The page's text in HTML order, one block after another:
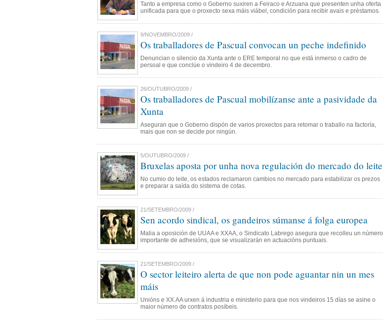
Tanto a empresa como o Goberno suxiren a Feiraco e Arzuana que presenten unha oferta
unificada para que o proxecto sexa máis viábel, condición para recibir avais e préstamos.
9/NOVEMBRO/2009 /
Os traballadores de Pascual convocan un peche indefinido
Denuncian o silencio da Xunta ante o ERE temporal no que está inmerso o cadro de
persoal e que conclúe o vindeiro 4 de decembro.
26/OUTUBRO/2009 /
Os traballadores de Pascual mobilízanse ante a pasividade da
Xunta
Aseguran que o Goberno dispón de varios proxectos para retomar o traballo na factoría,
mais que non se decide por ningún.
5/OUTUBRO/2009 /
Bruxelas aposta por unha nova regulación do mercado do leite
No cumio do leite, os estados reclamaron cambios no mercado para estabilizar os prezos
e preparar a saída do sistema de cotas.
21/SETEMBRO/2009 /
Sen acordo sindical, os gandeiros súmanse á folga europea
Malia a oposición de UUAA e XXAA, o Sindicato Labrego asegura que recolleu un número
importante de adhesións, que se visualizarán en actuacións puntuais.
21/SETEMBRO/2009 /
O sector leiteiro alerta de que non pode aguantar nin un mes
máis
Unións e XX.AA urxen á industria e ministerio para que nos vindeiros 15 días se asine o
maior número de contratos posíbeis.